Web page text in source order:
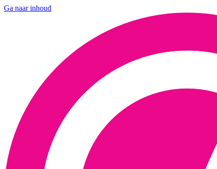
Ga naar inhoud